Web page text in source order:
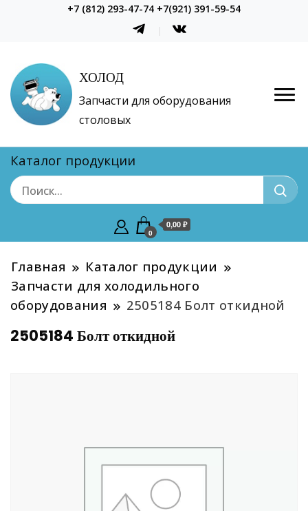
+7 (812) 293-47-74 +7(921) 391-59-54
ХОЛОД
Запчасти для оборудования
столовых
Каталог продукции
0
0,00 ₽
Главная
Каталог продукции
Запчасти для холодильного
оборудования
2505184 Болт откидной
2505184 Болт откидной